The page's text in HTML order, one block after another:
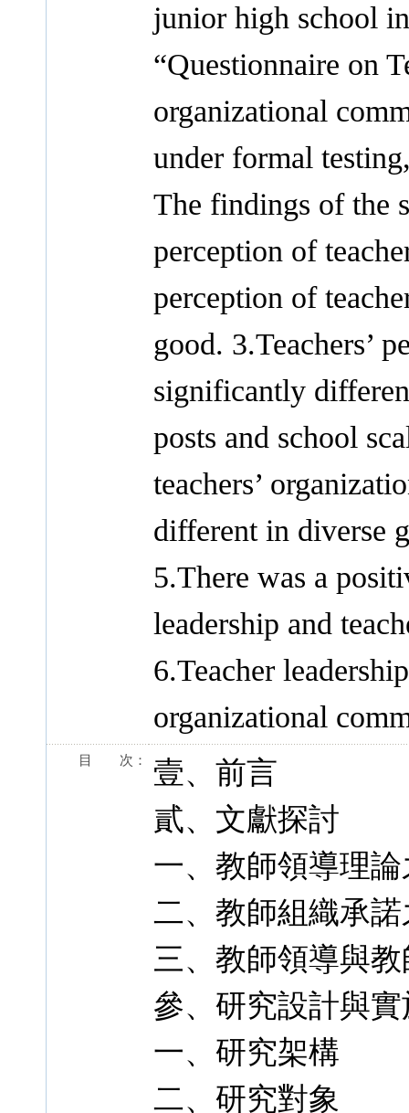
junior high school
“Questionnaire on
organizational
under formal
The findings of the
perception of
perception of
good. 3.Teachers’
significantly
posts and school
teachers’
different in diverse
5.There was a
leadership and
6.Teacher
organizational
目 次：
壹、前言
貳、文獻探討
一、教師領導理
二、教師組織承
三、教師領導與
參、研究設計與實
一、研究架構
二、研究對象